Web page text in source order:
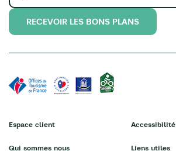
RECEVOIR LES BONS PLANS
Espace client
Qui sommes nous
Accessibilité
Liens utiles